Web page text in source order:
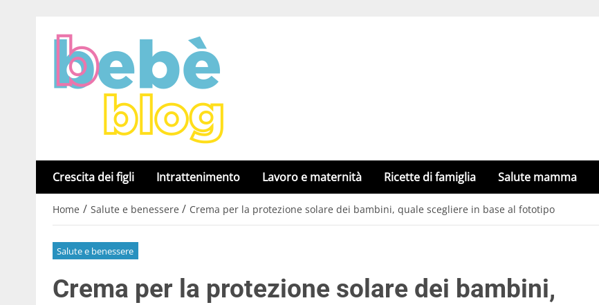
Crescita dei figli Intrattenimento Lavoro e maternità Ricette di famiglia Salute mamma
Home / Salute e benessere / Crema per la protezione solare dei bambini, quale scegliere in base al fototipo
Salute e benessere
Crema per la protezione solare dei bambini,